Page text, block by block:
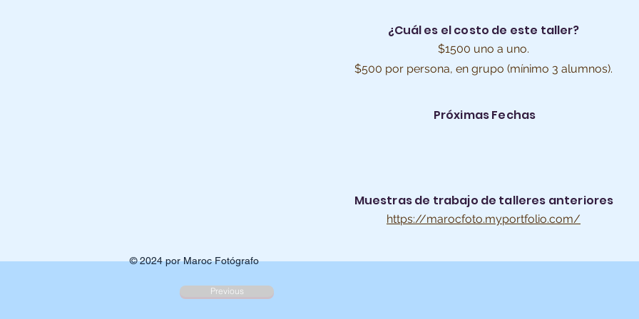
¿Cuál es el costo de este taller?
$1500 uno a uno.
$500 por persona, en grupo (mínimo 3 alumnos).
Próximas Fechas
Muestras de trabajo de talleres anteriores
https://marocfoto.myportfolio.com/
Previous
© 2024 por Maroc Fotógrafo